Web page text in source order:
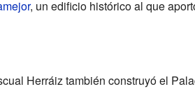
, un edificio histórico al que
Herráiz también construyó el